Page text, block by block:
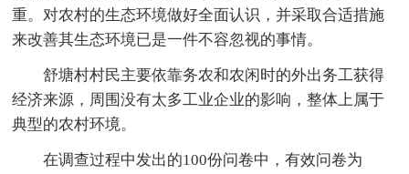
重。对农村的生态环境做好全面认识，并采取合适措施
来改善其生态环境已是一件不容忽视的事情。
舒塘村村民主要依靠务农和农闲时的外出务工获得
经济来源，周围没有太多工业企业的影响，整体上属于
典型的农村环境。
在调查过程中发出的100份问卷中，有效问卷为